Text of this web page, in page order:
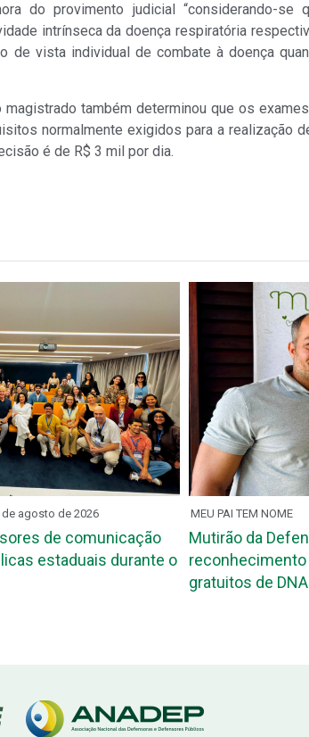
do provimento judicial “considerando-se
intrínseca da doença respiratória
vista individual de combate à doença
também determinou que os
normalmente exigidos para a realização
é de R$ 3 mil por dia.
de agosto de 2026
de comunicação
estaduais durante o
MEU PAI TEM NOME
Mutirão da
reconhecimento
gratuitos de